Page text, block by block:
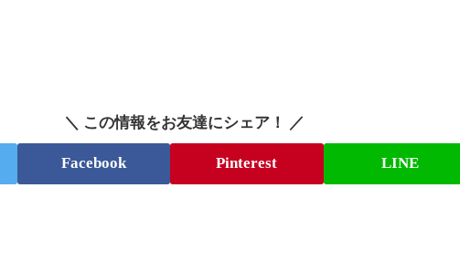
＼ この情報をお友達にシェア！ ／
Facebook Pinterest LINE